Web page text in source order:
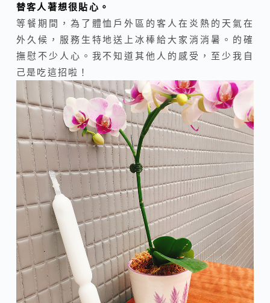
替客人著想很貼心。
等餐期間，為了體恤戶外區的客人在炎熱的天氣在
外久候，服務生特地送上冰棒給大家消消暑。的確
撫慰不少人心。我不知道其他人的感受，至少我自
己是吃這招啦！